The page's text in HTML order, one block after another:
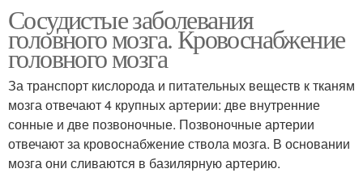
Сосудистые заболевания
головного мозга. Кровоснабжение
головного мозга
За транспорт кислорода и питательных веществ к тканям
мозга отвечают 4 крупных артерии: две внутренние
сонные и две позвоночные. Позвоночные артерии
отвечают за кровоснабжение ствола мозга. В основании
мозга они сливаются в базилярную артерию.